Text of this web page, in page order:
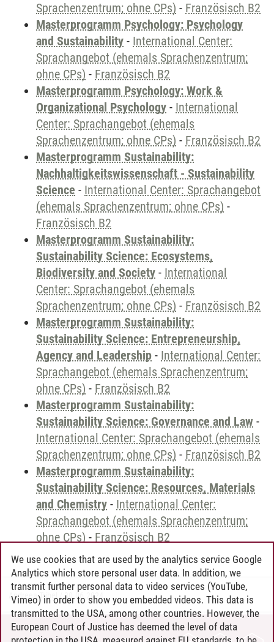
Sprachenzentrum; ohne CPs) - Französisch B2
Masterprogramm Psychology: Psychology
and Sustainability - International Center:
Sprachangebot (ehemals Sprachenzentrum;
ohne CPs) - Französisch B2
Masterprogramm Psychology: Work &
Organizational Psychology - International
Center: Sprachangebot (ehemals
Sprachenzentrum; ohne CPs) - Französisch B2
Masterprogramm Sustainability:
Nachhaltigkeitswissenschaft - Sustainability
Science - International Center: Sprachangebot
(ehemals Sprachenzentrum; ohne CPs) -
Französisch B2
Masterprogramm Sustainability:
Sustainability Science: Ecosystems,
Biodiversity and Society - International
Center: Sprachangebot (ehemals
Sprachenzentrum; ohne CPs) - Französisch B2
Masterprogramm Sustainability:
Sustainability Science: Entrepreneurship,
Agency and Leadership - International Center:
Sprachangebot (ehemals Sprachenzentrum;
ohne CPs) - Französisch B2
Masterprogramm Sustainability:
Sustainability Science: Governance and Law -
International Center: Sprachangebot (ehemals
Sprachenzentrum; ohne CPs) - Französisch B2
Masterprogramm Sustainability:
Sustainability Science: Resources, Materials
and Chemistry - International Center:
Sprachangebot (ehemals Sprachenzentrum;
ohne CPs) - Französisch B2
Andreea Tribel 30.06.2024
We use cookies that are used by the analytics service Google
Analytics which store personal user data. In addition, we
transmit further personal data to video services (YouTube,
Vimeo) in order to show you embedded videos. This data is
transmitted to the USA, among other countries. However, the
European Court of Justice has deemed the level of data